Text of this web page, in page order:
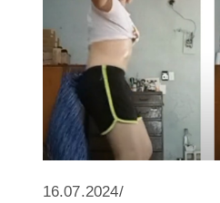
16.07.2024/